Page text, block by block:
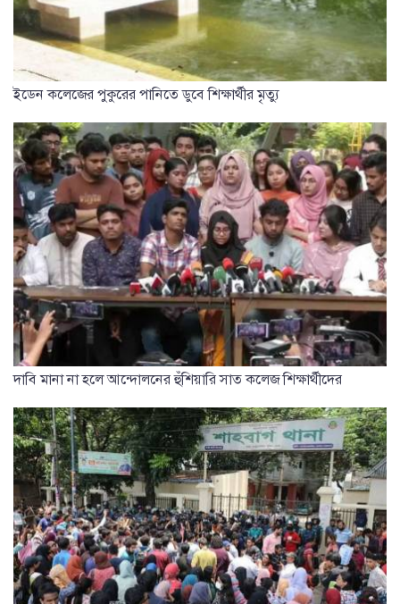
ইডেন কলেজের পুকুরের পানিতে ডুবে শিক্ষার্থীর মৃত্যু
দাবি মানা না হলে আন্দোলনের হুঁশিয়ারি সাত কলেজ শিক্ষার্থীদের